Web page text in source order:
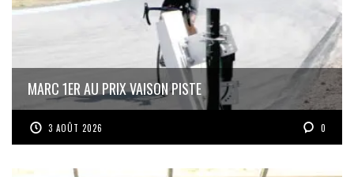
MARC 1ER AU PRIX VAISON PISTE
3 AOÛT 2026 0